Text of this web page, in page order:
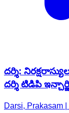
దర్శి:
దర్శి టిడిపి
Darsi, Prakasam